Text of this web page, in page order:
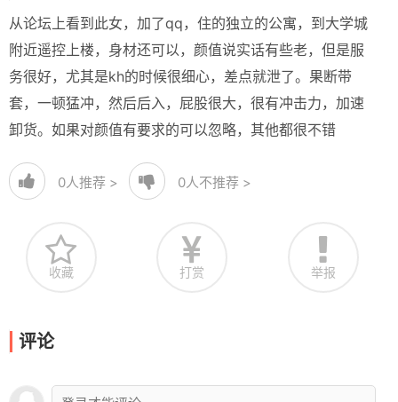
从论坛上看到此女，加了qq，住的独立的公寓，到大学城
附近遥控上楼，身材还可以，颜值说实话有些老，但是服
务很好，尤其是kh的时候很细心，差点就泄了。果断带
套，一顿猛冲，然后后入，屁股很大，很有冲击力，加速
卸货。如果对颜值有要求的可以忽略，其他都很不错
0人推荐 > 0人不推荐 >
收藏 打赏 举报
评论